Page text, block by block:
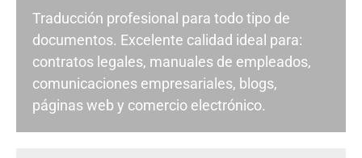
Traducción profesional para todo tipo de
documentos. Excelente calidad ideal para:
contratos legales, manuales de empleados,
comunicaciones empresariales, blogs,
páginas web y comercio electrónico.